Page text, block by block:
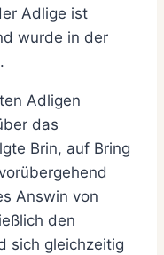
Adlige ist
wurde in der
Adligen
das
Brin, auf Bring
Answin von
den
sich gleichzeitig